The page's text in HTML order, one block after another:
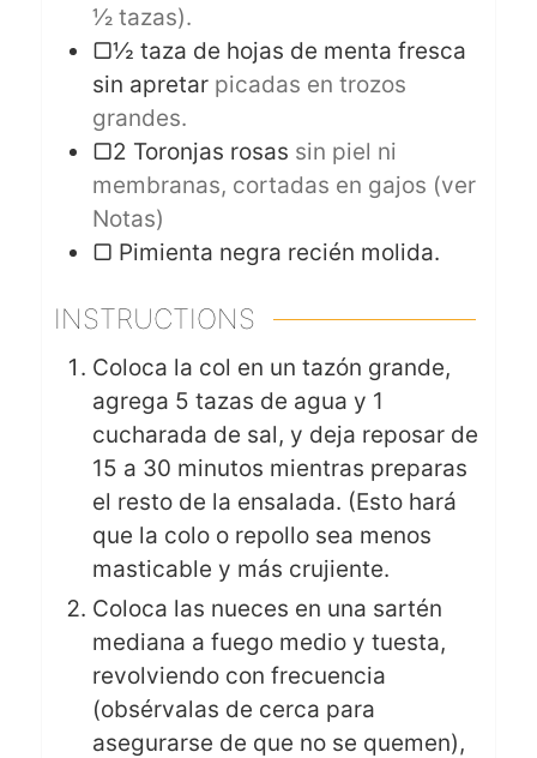
1⁄2 tazas).
▢½ taza de hojas de menta fresca
sin apretar picadas en trozos
grandes.
▢2 Toronjas rosas sin piel ni
membranas, cortadas en gajos (ver
Notas)
▢ Pimienta negra recién molida.
INSTRUCTIONS
Coloca la col en un tazón grande,
agrega 5 tazas de agua y 1
cucharada de sal, y deja reposar de
15 a 30 minutos mientras preparas
el resto de la ensalada. (Esto hará
que la colo o repollo sea menos
masticable y más crujiente.
Coloca las nueces en una sartén
mediana a fuego medio y tuesta,
revolviendo con frecuencia
(obsérvalas de cerca para
asegurarse de que no se quemen),